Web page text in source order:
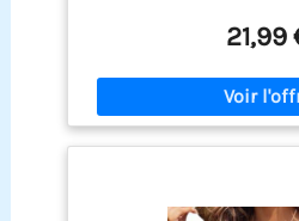
femme avec bretelles
ajustées à votre
meilleure taille pour vous.
le maillot de bain bikini est
qualité supérieure, doux
respirant, pour un confort
de la piscine, notre bikini
21,99